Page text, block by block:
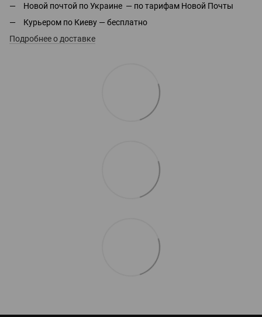
Новой почтой по Украине — по тарифам Новой Почты
Курьером по Киеву — бесплатно
Подробнее о доставке